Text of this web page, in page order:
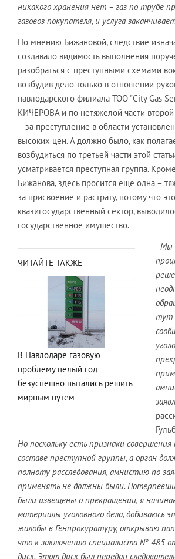
никакого хранения нет – газ по трубе
газовоз покупателя, и услуга
По мнению Бижановой, следствие
создавало видимость выполнения
разобраться с преступными схемами
возбудив дело только в отношении
павлодарского филиала ТОО "City Gas
КИЧЕРОВА и по нетяжелой части
– за преступление в области
высоких цен. А должно было, как
возбудиться по третьей части этой
усматривается преступная группа.
Бижанова, здесь просится еще одна –
за присвоение и растрату, потому что это
квазигосударственный сектор,
государственное имущество.
ЧИТАЙТЕ ТАКЖЕ
В Павлодаре газовую
проблему целый год
безуспешно пытались решить
мирным путём
- Мы
тут
Но поскольку есть признаки
составе преступной группы, а орган
полноту расследования, амнистию по
применять не должны были.
были извещены о прекращении, я
материалы уголовного дела, добиваюсь
жалобы в Генпрокуратуру, открываю
что к заключению специалиста № 485
диск. Этот диск был передан